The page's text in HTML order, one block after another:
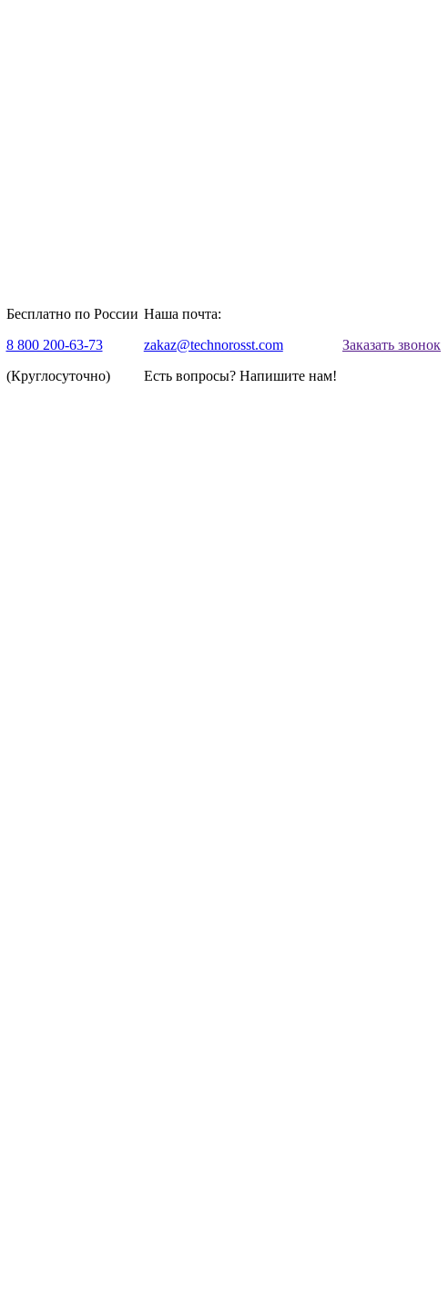
Бесплатно по России
8 800 200-63-73
(Круглосуточно)
Наша почта:
zakaz@technorosst.com
Есть вопросы? Напишите нам!
Заказать звонок